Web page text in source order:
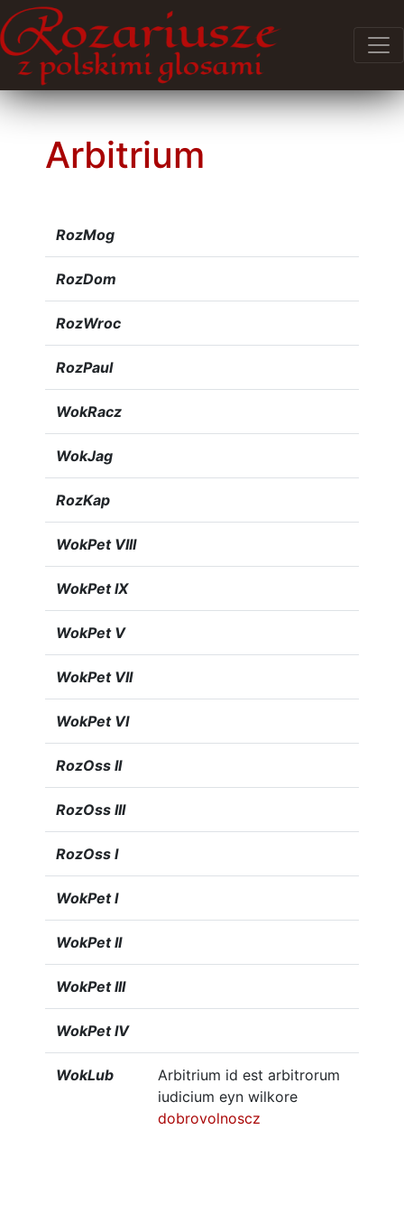
Arbitrium
RozMog
RozDom
RozWroc
RozPaul
WokRacz
WokJag
RozKap
WokPet VIII
WokPet IX
WokPet V
WokPet VII
WokPet VI
RozOss II
RozOss III
RozOss I
WokPet I
WokPet II
WokPet III
WokPet IV
WokLub
Arbitrium id est arbitrorum
iudicium eyn wilkore
dobrovolnoscz